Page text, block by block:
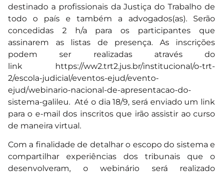
destinado a profissionais da Justiça do Trabalho de
todo o país e também a advogados(as). Serão
concedidas 2 h/a para os participantes que
assinarem as listas de presença. As inscrições
podem ser realizadas através do
link https://ww2.trt2.jus.br/institucional/o-trt-
2/escola-judicial/eventos-ejud/evento-
ejud/webinario-nacional-de-apresentacao-do-
sistema-galileu. Até o dia 18/9, será enviado um link
para o e-mail dos inscritos que irão assistir ao curso
de maneira virtual.
Com a finalidade de detalhar o escopo do sistema e
compartilhar experiências dos tribunais que o
desenvolveram, o webinário será realizado